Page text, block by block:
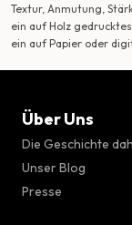
Textur, Anmutung,
ein auf Holz
ein auf Papier oder
Über Uns
Die Geschichte
Unser Blog
Presse